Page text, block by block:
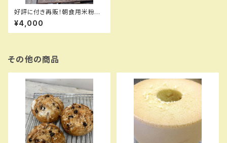
好評に付き再販！朝食用米粉パ
ンセット 選べる食パン又はレ
ーズンパン
¥4,000
その他の商品